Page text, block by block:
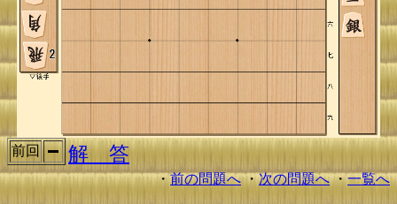
前回 解 答
・前の問題へ・次の問題へ・一覧へ